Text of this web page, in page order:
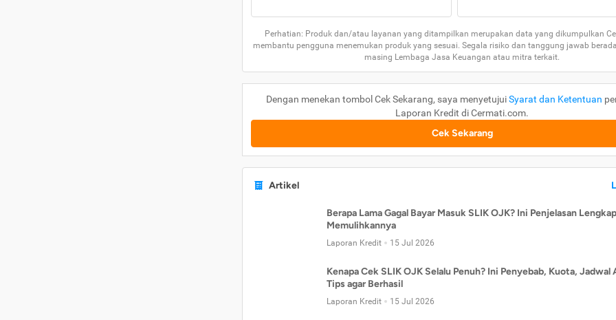
Perhatian: Produk dan/atau layanan yang ditampilkan merupakan data yang dikumpulkan
membantu pengguna menemukan produk yang sesuai. Segala risiko dan tanggung jawab
masing Lembaga Jasa Keuangan atau mitra terkait.
Dengan menekan tombol Cek Sekarang, saya menyetujuiSyarat dan Ketentuan
Laporan Kredit di Cermati.com.
Cek Sekarang
Artikel
Berapa Lama Gagal Bayar Masuk SLIK OJK? Ini Penjelasan
Memulihkannya
Laporan Kredit 15 Jul 2026
Kenapa Cek SLIK OJK Selalu Penuh? Ini Penyebab, Kuota, Jadwal
Tips agar Berhasil
Laporan Kredit 15 Jul 2026